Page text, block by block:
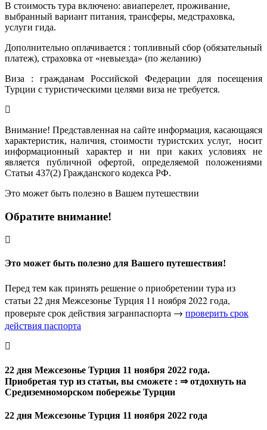
В стоимость тура включено: авиаперелет, проживание,
выбранный вариант питания, трансферы, медстраховка,
услуги гида.
Дополнительно оплачивается : топливный сбор (обязательный
платеж), страховка от «невыезда» (по желанию)
Виза : гражданам Российской Федерации для посещения
Турции с туристическими целями виза не требуется.
Внимание! Представленная на сайте информация, касающаяся
характеристик, наличия, стоимости туристских услуг, носит
информационный характер и ни при каких условиях не
является публичной офертой, определяемой положениями
Статьи 437(2) Гражданского кодекса РФ.
Это может быть полезно в Вашем путешествии
Обратите внимание!
Это может быть полезно для Вашего путешествия!
Перед тем как принять решение о приобретении тура из
статьи 22 дня Межсезонье Турция 11 ноября 2022 года,
проверьте срок действия загранпаспорта → проверить срок
действия паспорта
22 дня Межсезонье Турция 11 ноября 2022 года.
Приобретая тур из статьи, вы сможете : ⇒ отдохнуть на
Средиземноморском побережье Турции
22 дня Межсезонье Турция 11 ноября 2022 года